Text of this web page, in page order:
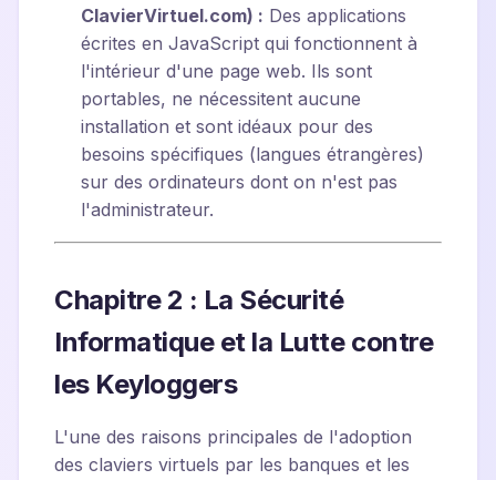
ClavierVirtuel.com) : Des applications
écrites en JavaScript qui fonctionnent à
l'intérieur d'une page web. Ils sont
portables, ne nécessitent aucune
installation et sont idéaux pour des
besoins spécifiques (langues étrangères)
sur des ordinateurs dont on n'est pas
l'administrateur.
Chapitre 2 : La Sécurité
Informatique et la Lutte contre
les Keyloggers
L'une des raisons principales de l'adoption
des claviers virtuels par les banques et les